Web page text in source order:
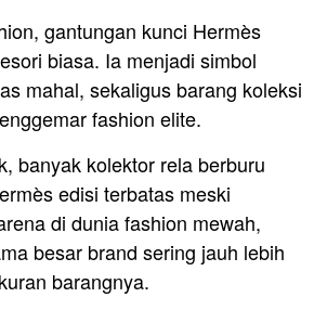
gantungan kunci Hermès
biasa. Ia menjadi simbol
mahal, sekaligus barang koleksi
fashion elite.
banyak kolektor rela berburu
edisi terbatas meski
di dunia fashion mewah,
besar brand sering jauh lebih
barangnya.